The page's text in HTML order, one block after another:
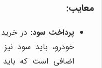
معایب:
پرداخت سود: در
خودرو، باید سود
اضافی است که باید